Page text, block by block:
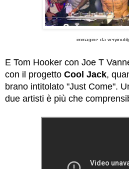
immagine da
E Tom Hooker con Joe T
con il progetto Cool Jack,
brano intitolato "Just Come".
due artisti è più che